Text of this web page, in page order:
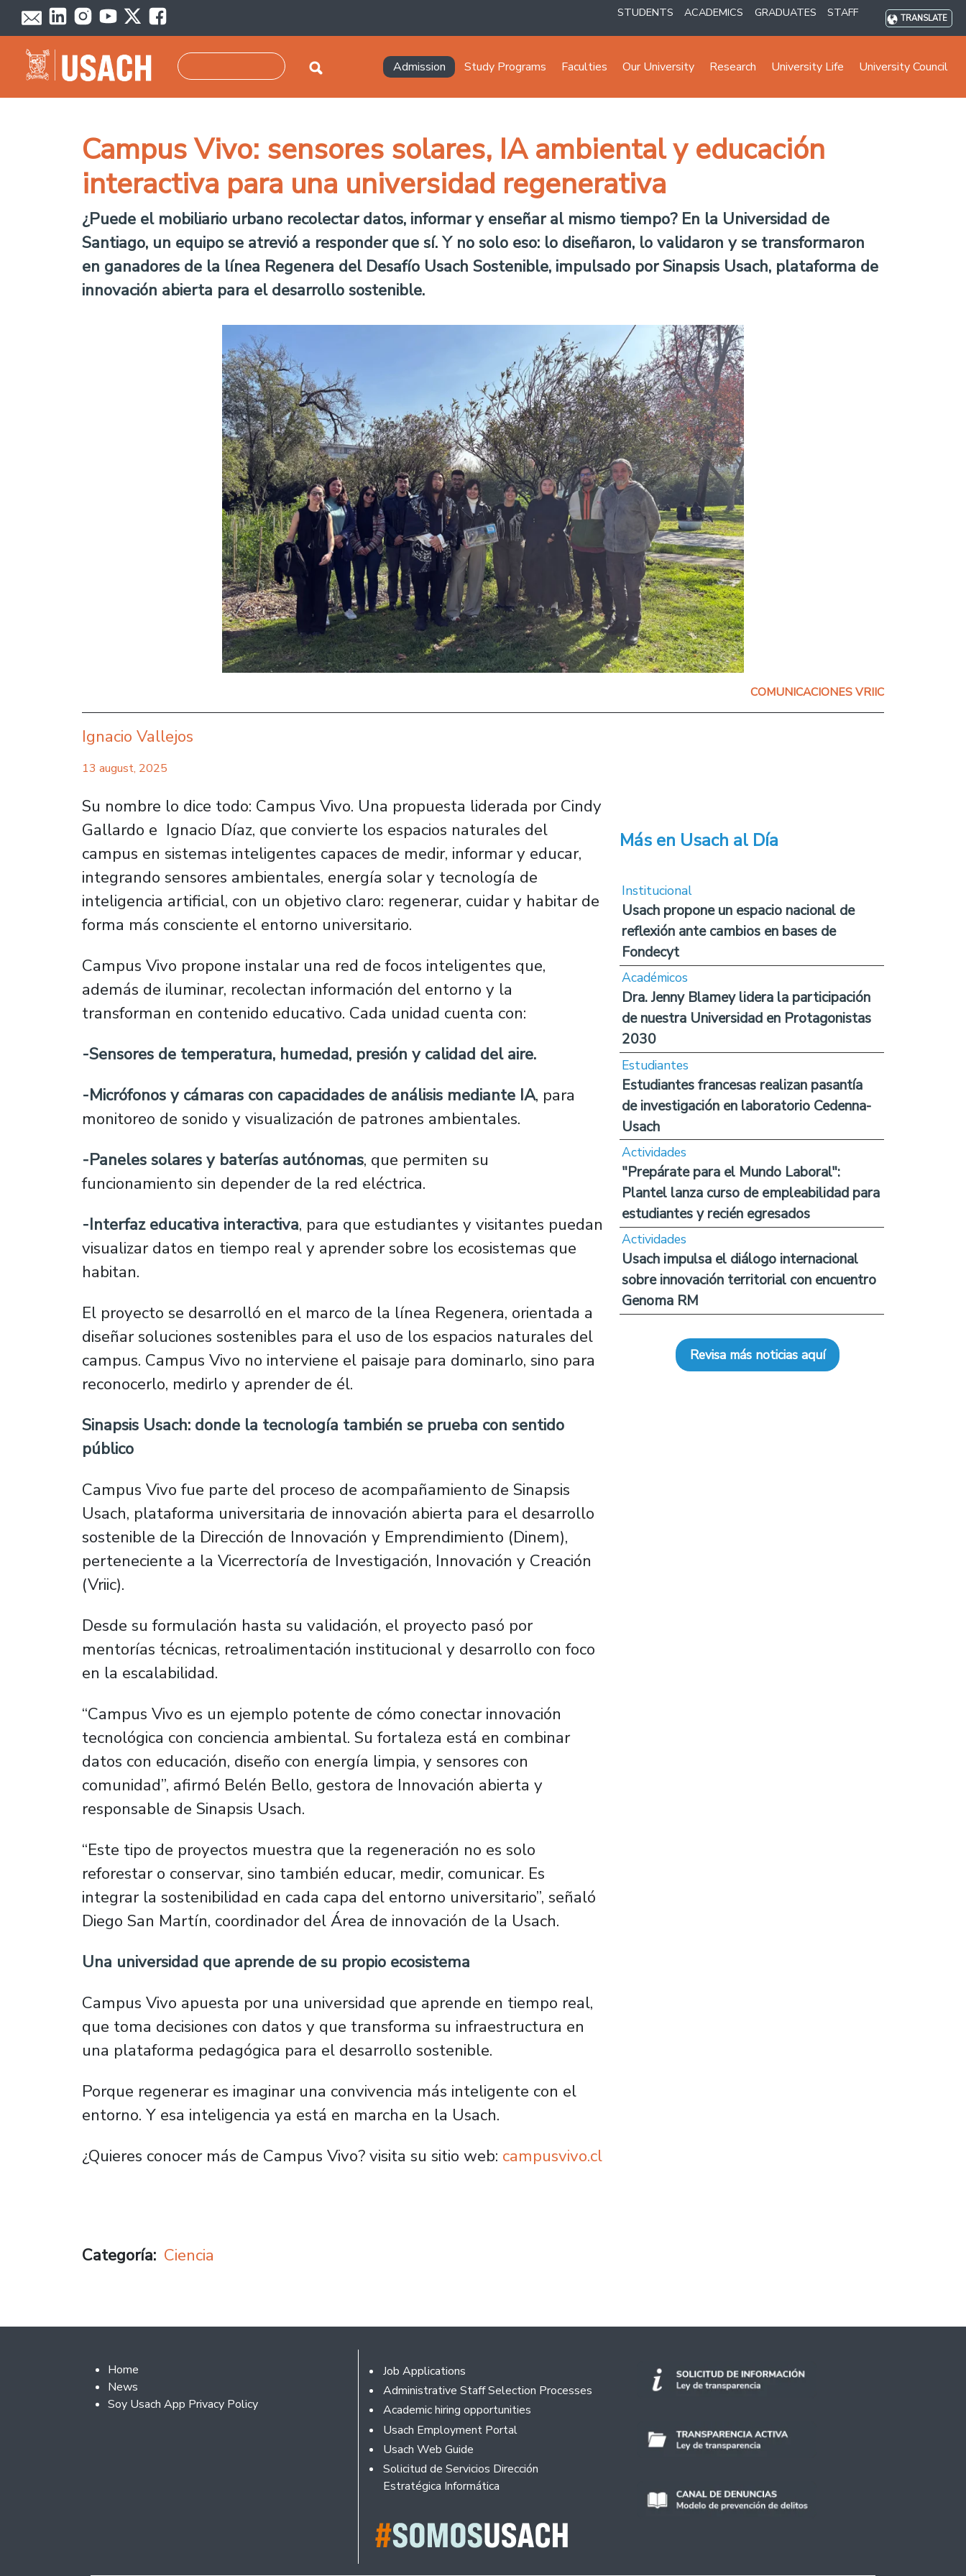
Skip to main content STUDENTS ACADEMICS GRADUATES STAFF TRANSLATE
Navegación principal
Admission Study Programs Faculties Our University Research University Life University Council
Campus Vivo: sensores solares, IA ambiental y educación
interactiva para una universidad regenerativa
¿Puede el mobiliario urbano recolectar datos, informar y enseñar al mismo tiempo? En la Universidad de
Santiago, un equipo se atrevió a responder que sí. Y no solo eso: lo diseñaron, lo validaron y se transformaron
en ganadores de la línea Regenera del Desafío Usach Sostenible, impulsado por Sinapsis Usach, plataforma de
innovación abierta para el desarrollo sostenible.
COMUNICACIONES VRIIC
Ignacio Vallejos
13 august, 2025
Su nombre lo dice todo: Campus Vivo. Una propuesta liderada por Cindy
Gallardo e Ignacio Díaz, que convierte los espacios naturales del
campus en sistemas inteligentes capaces de medir, informar y educar,
integrando sensores ambientales, energía solar y tecnología de
inteligencia artificial, con un objetivo claro: regenerar, cuidar y habitar de
forma más consciente el entorno universitario.
Campus Vivo propone instalar una red de focos inteligentes que,
además de iluminar, recolectan información del entorno y la
transforman en contenido educativo. Cada unidad cuenta con:
-Sensores de temperatura, humedad, presión y calidad del aire.
-Micrófonos y cámaras con capacidades de análisis mediante IA, para
monitoreo de sonido y visualización de patrones ambientales.
-Paneles solares y baterías autónomas, que permiten su
funcionamiento sin depender de la red eléctrica.
-Interfaz educativa interactiva, para que estudiantes y visitantes puedan
visualizar datos en tiempo real y aprender sobre los ecosistemas que
habitan.
El proyecto se desarrolló en el marco de la línea Regenera, orientada a
diseñar soluciones sostenibles para el uso de los espacios naturales del
campus. Campus Vivo no interviene el paisaje para dominarlo, sino para
reconocerlo, medirlo y aprender de él.
Sinapsis Usach: donde la tecnología también se prueba con sentido
público
Campus Vivo fue parte del proceso de acompañamiento de Sinapsis
Usach, plataforma universitaria de innovación abierta para el desarrollo
sostenible de la Dirección de Innovación y Emprendimiento (Dinem),
perteneciente a la Vicerrectoría de Investigación, Innovación y Creación
(Vriic).
Desde su formulación hasta su validación, el proyecto pasó por
mentorías técnicas, retroalimentación institucional y desarrollo con foco
en la escalabilidad.
“Campus Vivo es un ejemplo potente de cómo conectar innovación
tecnológica con conciencia ambiental. Su fortaleza está en combinar
datos con educación, diseño con energía limpia, y sensores con
comunidad”, afirmó Belén Bello, gestora de Innovación abierta y
responsable de Sinapsis Usach.
“Este tipo de proyectos muestra que la regeneración no es solo
reforestar o conservar, sino también educar, medir, comunicar. Es
integrar la sostenibilidad en cada capa del entorno universitario”, señaló
Diego San Martín, coordinador del Área de innovación de la Usach.
Una universidad que aprende de su propio ecosistema
Campus Vivo apuesta por una universidad que aprende en tiempo real,
que toma decisiones con datos y que transforma su infraestructura en
una plataforma pedagógica para el desarrollo sostenible.
Porque regenerar es imaginar una convivencia más inteligente con el
entorno. Y esa inteligencia ya está en marcha en la Usach.
¿Quieres conocer más de Campus Vivo? visita su sitio web: campusvivo.cl
Categoría Ciencia
Más en Usach al Día
Institucional
Usach propone un espacio nacional de
reflexión ante cambios en bases de
Fondecyt
Académicos
Dra. Jenny Blamey lidera la participación
de nuestra Universidad en Protagonistas
2030
Estudiantes
Estudiantes francesas realizan pasantía
de investigación en laboratorio Cedenna-
Usach
Actividades
"Prepárate para el Mundo Laboral":
Plantel lanza curso de empleabilidad para
estudiantes y recién egresados
Actividades
Usach impulsa el diálogo internacional
sobre innovación territorial con encuentro
Genoma RM
Revisa más noticias aquí
Footer 2
Home
News
Soy Usach App Privacy Policy
Footer
Job Applications
Administrative Staff Selection Processes
Academic hiring opportunities
Usach Employment Portal
Usach Web Guide
Solicitud de Servicios Dirección
Estratégica Informática